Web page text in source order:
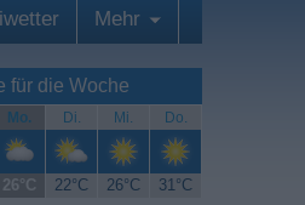
Mehr
für die Woche
Mo. Di. Mi. Do.
26°C 22°C 26°C 31°C